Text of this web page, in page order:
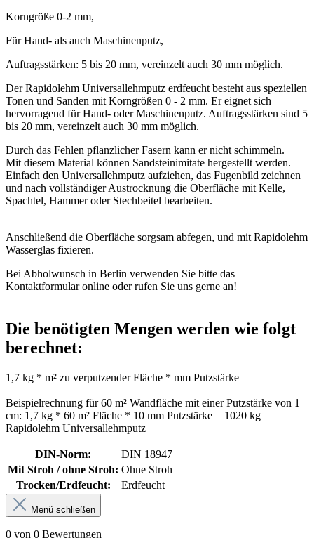
Korngröße 0-2 mm,
Für Hand- als auch Maschinenputz,
Auftragsstärken: 5 bis 20 mm, vereinzelt auch 30 mm möglich.
Der Rapidolehm Universallehmputz erdfeucht besteht aus speziellen
Tonen und Sanden mit Korngrößen 0 - 2 mm. Er eignet sich
hervorragend für Hand- oder Maschinenputz. Auftragsstärken sind 5
bis 20 mm, vereinzelt auch 30 mm möglich.
Durch das Fehlen pflanzlicher Fasern kann er nicht schimmeln.
Mit diesem Material können Sandsteinimitate hergestellt werden.
Einfach den Universallehmputz aufziehen, das Fugenbild zeichnen
und nach vollständiger Austrocknung die Oberfläche mit Kelle,
Spachtel, Hammer oder Stechbeitel bearbeiten.
Anschließend die Oberfläche sorgsam abfegen, und mit Rapidolehm
Wasserglas fixieren.
Bei Abholwunsch in Berlin verwenden Sie bitte das
Kontaktformular online oder rufen Sie uns gerne an!
Die benötigten Mengen werden wie folgt
berechnet:
1,7 kg * m² zu verputzender Fläche * mm Putzstärke
Beispielrechnung für 60 m² Wandfläche mit einer Putzstärke von 1
cm: 1,7 kg * 60 m² Fläche * 10 mm Putzstärke = 1020 kg
Rapidolehm Universallehmputz
DIN-Norm:
DIN 18947
Mit Stroh / ohne Stroh: Ohne Stroh
Trocken/Erdfeucht:
Erdfeucht
Menü schließen
0 von 0 Bewertungen